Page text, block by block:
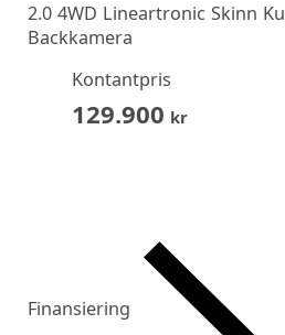
2.0 4WD Lineartronic Skinn
Backkamera
Kontantpris
129.900 kr
Finansiering